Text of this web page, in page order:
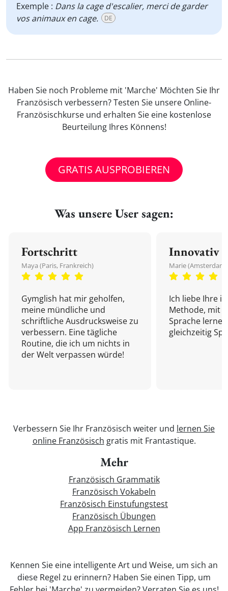
Exemple : Dans la cage d'escalier, merci de garder
vos animaux en cage.
DE
Haben Sie noch Probleme mit 'Marche' Möchten Sie Ihr
Französisch verbessern? Testen Sie unsere Online-
Französischkurse und erhalten Sie eine kostenlose
Beurteilung Ihres Könnens!
GRATIS AUSPROBIEREN
Was unsere User sagen:
Fortschritt
Maya (Paris, Frankreich)
Gymglish hat mir geholfen,
meine mündliche und
schriftliche Ausdrucksweise zu
verbessern. Eine tägliche
Routine, die ich um nichts in
der Welt verpassen würde!
Innovativ
Marie
Ich liebe Ihre
Methode, mit
Sprache
gleichzeitig
Verbessern Sie Ihr Französisch weiter und lernen Sie
online Französisch gratis mit Frantastique.
Mehr
Französisch Grammatik
Französisch Vokabeln
Französisch Einstufungstest
Französisch Übungen
App Französisch Lernen
Kennen Sie eine intelligente Art und Weise, um sich an
diese Regel zu erinnern? Haben Sie einen Tipp, um